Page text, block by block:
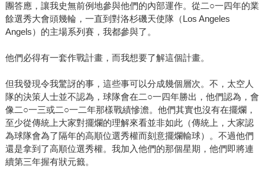
團答應，讓我史無前例地參與他們的內部運作。從二○一四年的業
餘選秀大會頭幾輪，一直到對洛杉磯天使隊（Los Angeles
Angels）的主場系列賽，我都參與了。
他們必得有一套作戰計畫，而我想要了解這個計畫。
但我發現令我驚訝的事，這些事可以分成幾個層次。不，太空人
隊的決策人士並不認為，球隊會在二○一四年勝出，他們認為，會
像二○一三或二○一二年那樣戰績慘澹。他們其實也沒有在擺爛，
至少從傳統上大家對擺爛的理解來看並非如此（傳統上，大家認
為球隊會為了隔年的高順位選秀權而刻意擺爛輸球）。不過他們
還是拿到了高順位選秀權。我加入他們的那個星期，他們即將連
續第三年握有狀元籤。